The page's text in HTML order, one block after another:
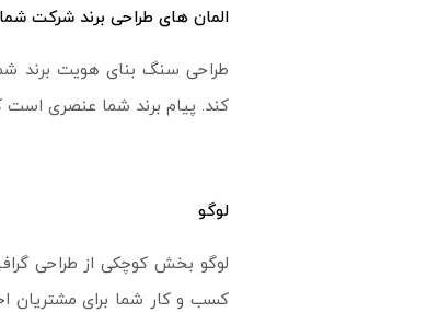
المان های طراحی برند شرکت شما
طراحی سنگ بنای هویت برند
کند. پیام برند شما عنصری است
لوگو
لوگو بخش کوچکی از طراحی
کسب و کار شما برای مشتریان